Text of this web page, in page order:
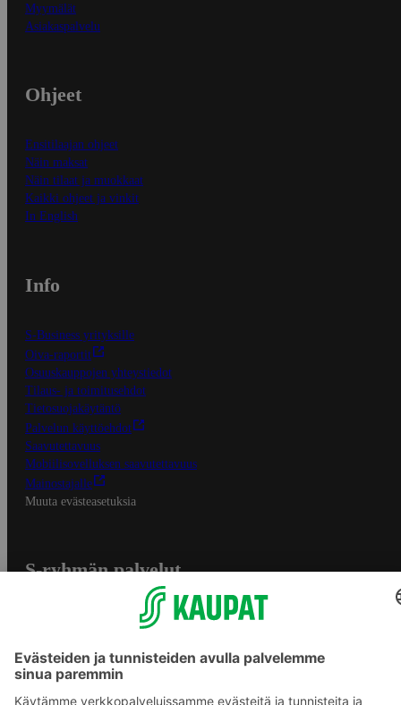
Myymälät
Asiakaspalvelu
Ohjeet
Ensitilaajan ohjeet
Näin maksat
Näin tilaat ja muokkaat
Kaikki ohjeet ja vinkit
In English
Info
S-Business yrityksille
Oiva-raportit
Osuuskauppojen yhteystiedot
Tilaus- ja toimitusehdot
Tietosuojakäytäntö
Palvelun käyttöehdot
Saavutettavuus
Mobiilisovelluksen saavutettavuus
Mainostajalle
Muuta evästeasetuksia
S-ryhmän palvelut
Yhteishyvä Ruoka -sovellus
S-ostoslista -sovellus
Prisma.fi